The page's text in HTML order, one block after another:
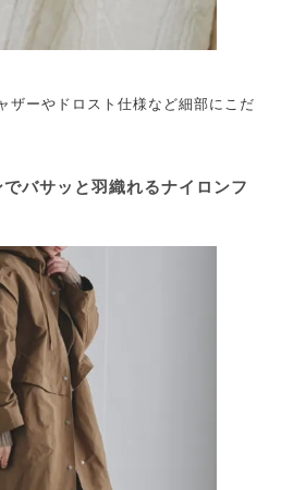
ザーやドロスト仕様など細部にこだ
バサッと羽織れるナイロンフ